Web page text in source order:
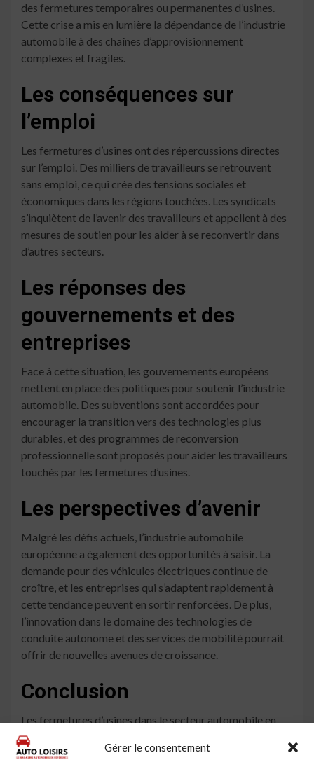
Gérer le consentement
des fermetures temporaires ou permanentes d’usines.
Cette crise a mis en lumière la dépendance de l’industrie
automobile à des chaînes d’approvisionnement
complexes et fragiles.
Les conséquences sur
l’emploi
Les fermetures d’usines ont des répercussions directes
sur l’emploi. Des milliers de travailleurs se retrouvent
sans emploi, ce qui crée des tensions sociales et
économiques dans les régions touchées. Les syndicats
s’inquiètent de l’avenir des travailleurs et appellent à des
mesures de soutien pour les aider à se reconvertir dans
d’autres secteurs.
Les réponses des
gouvernements et des
entreprises
Face à cette situation, les gouvernements européens
mettent en place des politiques pour soutenir l’industrie
automobile. Des subventions sont accordées pour
encourager la transition vers des technologies plus
durables, et des programmes de reconversion
professionnelle sont proposés pour aider les travailleurs
touchés par les fermetures d’usines.
Les perspectives d’avenir
Malgré les défis actuels, l’industrie automobile
européenne a également des opportunités à saisir. La
demande pour des véhicules électriques continue de
croître, et les entreprises qui s’adaptent rapidement à
cette tendance peuvent en sortir renforcées. De plus,
l’innovation dans le domaine des technologies de
conduite autonome et des services de mobilité pourrait
offrir de nouvelles avenues de croissance.
Conclusion
Les fermetures d’usines dans le secteur automobile en
Europe sont symptomatiques d’une industrie en
mutation. Bien que les défis soient nombreux, il est